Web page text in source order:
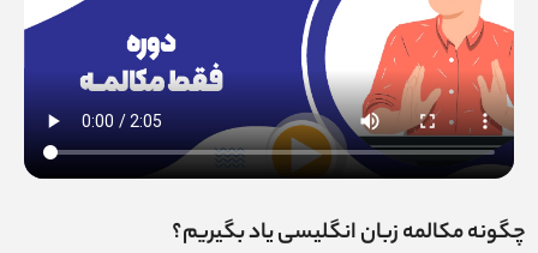
چگونه مکالمه زبان انگلیسی یاد بگیریم؟